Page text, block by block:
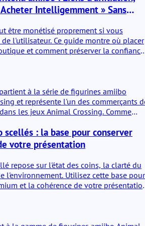
Intelligemment » Sans
être monétisé proprement si vous
l'utilisateur. Ce guide montre où placer
et comment préserver la confiance
à la série de figurines amiibo
et représente l'un des commerçants
les jeux Animal Crossing. Comme
lui-même que dans la puce NFC située
est scannée avec des consoles
figurine déclenche de petites
des apparences de personnages
dialogues et des objets supplémentaires
: la base pour conserver
votre présentation
repose sur l'état des coins, la clarté du
l'environnement. Utilisez cette base pour
et la cohérence de votre